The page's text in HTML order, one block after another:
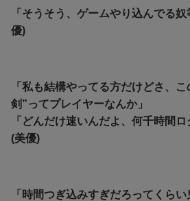
「そうそう、ゲームやり込んでる
優)
「私も結構やってる方だけどさ、
剣”ってプレイヤーなんか」
「どんだけ速いんだよ、何千時間ロ
(美優)
「時間つぎ込みすぎだろってくら